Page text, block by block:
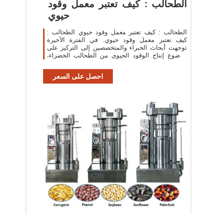
الطحالب : كيف تعتبر معمل وقود
حيوي
الطحالب : كيف تعتبر معمل وقود حيوي الطحالب :
كيف تعتبر معمل وقود حيوي. في الفترة الأخيرة
توجهت أبحاث الخبراء والمتخصصين إلى التركيز على
موضوع إنتاج الوقود الحيوى من الطحالب الخضراء،
احصل على السعر